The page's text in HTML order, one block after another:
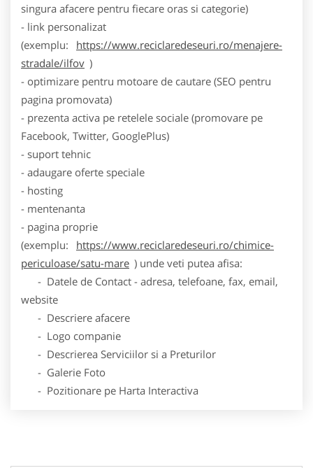
singura afacere pentru fiecare oras si categorie)
- link personalizat
(exemplu:
https://www.reciclaredeseuri.ro/menajere-
stradale/ilfov )
- optimizare pentru motoare de cautare (SEO pentru
pagina promovata)
- prezenta activa pe retelele sociale (promovare pe
Facebook, Twitter, GooglePlus)
- suport tehnic
- adaugare oferte speciale
- hosting
- mentenanta
- pagina proprie
(exemplu:
https://www.reciclaredeseuri.ro/chimice-
periculoase/satu-mare ) unde veti putea afisa:
- Datele de Contact - adresa, telefoane, fax, email,
website
- Descriere afacere
- Logo companie
- Descrierea Serviciilor si a Preturilor
- Galerie Foto
- Pozitionare pe Harta Interactiva